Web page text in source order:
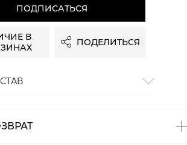
ПОДПИСАТЬСЯ
В
ПОДЕЛИТЬСЯ